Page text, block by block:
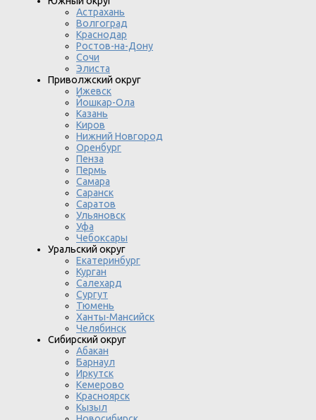
Астрахань
Волгоград
Краснодар
Ростов-на-Дону
Сочи
Элиста
Приволжский округ
Ижевск
Йошкар-Ола
Казань
Киров
Нижний Новгород
Оренбург
Пенза
Пермь
Самара
Саранск
Саратов
Ульяновск
Уфа
Чебоксары
Уральский округ
Екатеринбург
Курган
Салехард
Сургут
Тюмень
Ханты-Мансийск
Челябинск
Сибирский округ
Абакан
Барнаул
Иркутск
Кемерово
Красноярск
Кызыл